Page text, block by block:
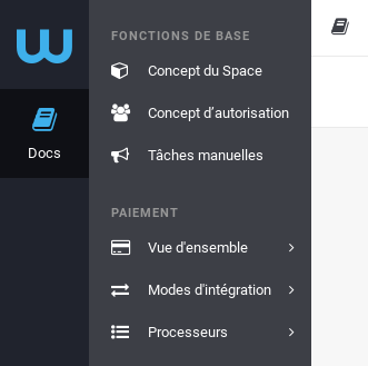
Docs
FONCTIONS DE BASE
Concept du Space
Concept d’autorisation
Tâches manuelles
PAIEMENT
Vue d'ensemble
Modes d'intégration
Processeurs